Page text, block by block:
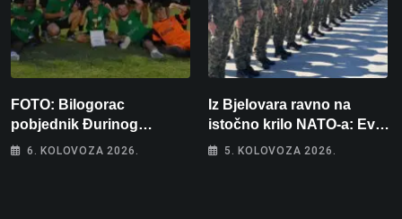
FOTO: Bilogorac
pobjednik Đurinog
memorijala
6. KOLOVOZA 2026.
Iz Bjelovara ravno na
istočno krilo NATO-a: Evo
kamo odlazi 82 hrvatska
5. KOLOVOZA 2026.